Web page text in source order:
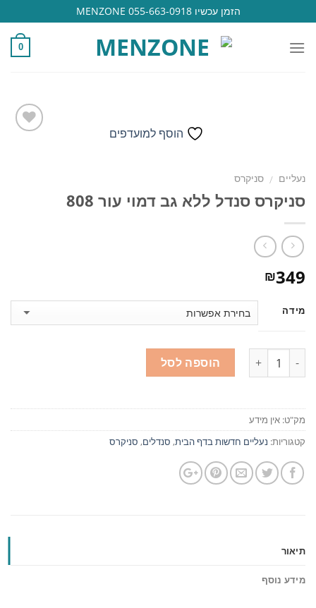
to
content
הזמן עכשיו 055-663-0918 MENZONE
0
הוסף למועדפים
נעליים / סניקרס
סניקרס סנדל ללא גב דמוי עור 808
₪349
מידה
הוספה לסל
מק"ט: אין מידע
קטגוריות: נעליים חדשות בדף הבית, סנדלים, סניקרס
תיאור
מידע נוסף